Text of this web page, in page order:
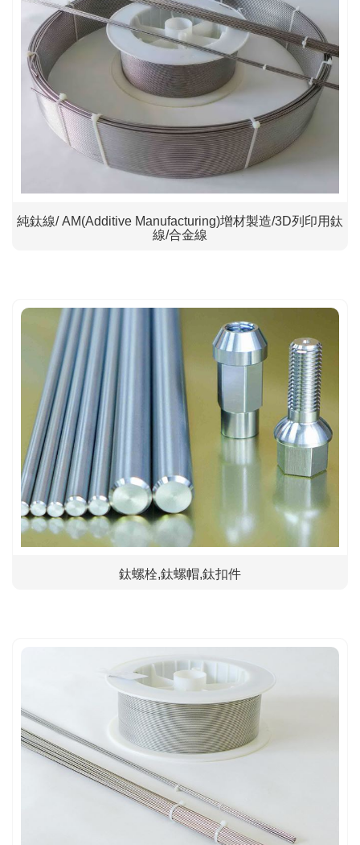
純鈦線/ AM(Additive Manufacturing)增材製造/3D列印用鈦
線/合金線
鈦螺栓,鈦螺帽,鈦扣件